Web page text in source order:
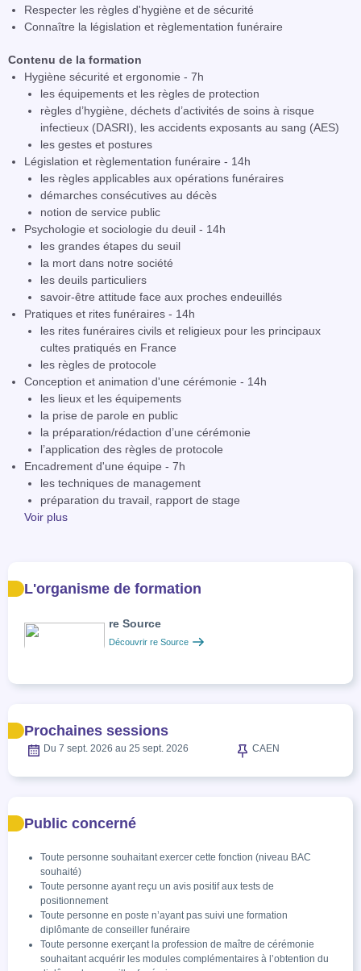
Respecter les règles d'hygiène et de sécurité
Connaître la législation et règlementation funéraire
Contenu de la formation
Hygiène sécurité et ergonomie - 7h
les équipements et les règles de protection
règles d’hygiène, déchets d’activités de soins à risque
infectieux (DASRI), les accidents exposants au sang (AES)
les gestes et postures
Législation et règlementation funéraire - 14h
les règles applicables aux opérations funéraires
démarches consécutives au décès
notion de service public
Psychologie et sociologie du deuil - 14h
les grandes étapes du seuil
la mort dans notre société
les deuils particuliers
savoir-être attitude face aux proches endeuillés
Pratiques et rites funéraires - 14h
les rites funéraires civils et religieux pour les principaux
cultes pratiqués en France
les règles de protocole
Conception et animation d'une cérémonie - 14h
les lieux et les équipements
la prise de parole en public
la préparation/rédaction d’une cérémonie
l’application des règles de protocole
Encadrement d'une équipe - 7h
les techniques de management
préparation du travail, rapport de stage
Voir plus
L'organisme de formation
re Source
Découvrir re Source
Prochaines sessions
Du 7 sept. 2026 au 25 sept. 2026 CAEN
Public concerné
Toute personne souhaitant exercer cette fonction (niveau BAC
souhaité)
Toute personne ayant reçu un avis positif aux tests de
positionnement
Toute personne en poste n’ayant pas suivi une formation
diplômante de conseiller funéraire
Toute personne exerçant la profession de maître de cérémonie
souhaitant acquérir les modules complémentaires à l’obtention du